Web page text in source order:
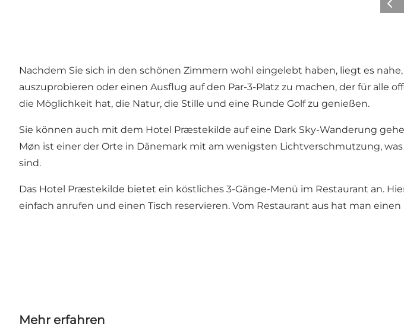
Nachdem Sie sich in den schönen Zimmern wohl eingelebt haben, liegt es
auszuprobieren oder einen Ausflug auf den Par-3-Platz zu machen, der für alle
die Möglichkeit hat, die Natur, die Stille und eine Runde Golf zu genießen.
Sie können auch mit dem Hotel Præstekilde auf eine Dark Sky-Wanderung
Møn ist einer der Orte in Dänemark mit am wenigsten Lichtverschmutzung,
sind.
Das Hotel Præstekilde bietet ein köstliches 3-Gänge-Menü im Restaurant an.
einfach anrufen und einen Tisch reservieren. Vom Restaurant aus hat man
Mehr erfahren